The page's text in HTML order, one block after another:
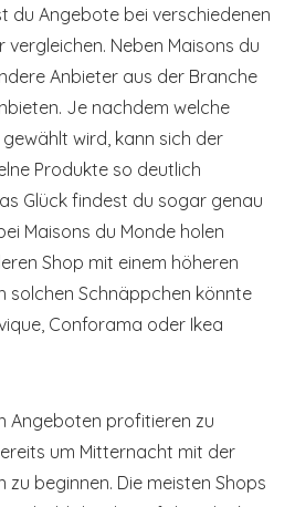
du Angebote bei verschiedenen
Neben Maisons du
Anbieter aus der Branche
Je nachdem welche
wird, kann sich der
Produkte so deutlich
Glück findest du sogar genau
Maisons du Monde holen
Shop mit einem höheren
solchen Schnäppchen könnte
Conforama oder Ikea
Angeboten profitieren zu
um Mitternacht mit der
beginnen. Die meisten Shops